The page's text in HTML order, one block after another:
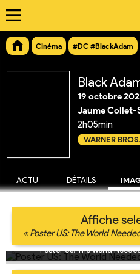
Cinéma #DC #BlackAdam
Black
19 octobre
Jaume Collet-
2h05min
WARNER
ACTU DÉTAILS
Affiche
« Poster US: The World
Poster US: The World